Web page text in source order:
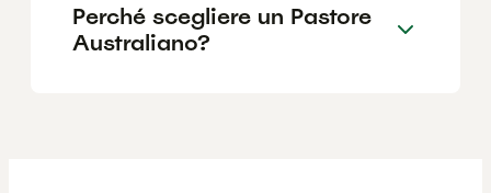
Perché scegliere un Pastore
Australiano?